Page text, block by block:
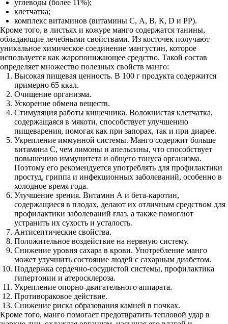
углеводы (более 11%);
клетчатка;
комплекс витаминов (витамины С, А, В, К, D и PP).
Кроме того, в листьях и кожуре манго содержатся танины,
обладающие лечебными свойствами. Из косточек получают
уникальное химическое соединение мангустин, которое
используется как жаропонижающее средство. Такой состав
определяет множество полезных свойств манго:
Высокая пищевая ценность. В 100 г продукта содержится
примерно 65 ккал.
Очищение организма.
Ускорение обмена веществ.
Стимуляция работы кишечника. Волокнистая клетчатка,
содержащаяся в мякоти, способствует улучшению
пищеварения, помогая как при запорах, так и при диарее.
Укрепление иммунной системы. Манго содержит больше
витамина С, чем лимоны и апельсины, что способствует
повышению иммунитета и общего тонуса организма.
Поэтому его рекомендуется употреблять для профилактики
простуд, гриппа и инфекционных заболеваний, особенно в
холодное время года.
Улучшение зрения. Витамин А и бета-каротин,
содержащиеся в плодах, делают их отличным средством для
профилактики заболеваний глаз, а также помогают
устранить их сухость и усталость.
Антисептические свойства.
Положительное воздействие на нервную систему.
Снижение уровня сахара в крови. Употребление манго
может улучшить состояние людей с сахарным диабетом.
Поддержка сердечно-сосудистой системы, профилактика
гипертонии и атеросклероза.
Укрепление опорно-двигательного аппарата.
Противораковое действие.
Снижение риска образования камней в почках.
Кроме того, манго помогает предотвратить тепловой удар в